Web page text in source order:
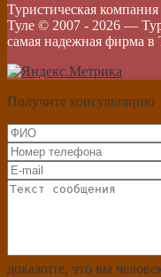
Туристическая
Туле © 2007 - 2026 —
самая надежная фирма в
Получите консультацию
докажите, что вы